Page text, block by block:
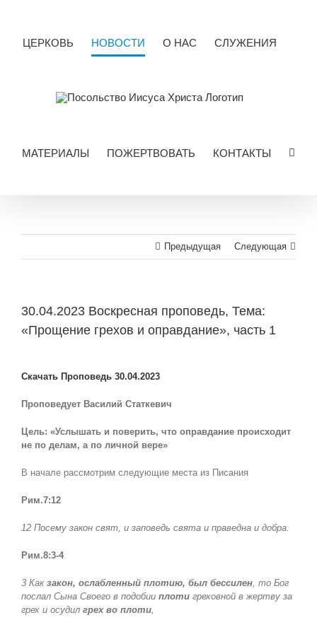
ЦЕРКОВЬ НОВОСТИ О НАС СЛУЖЕНИЯ
МАТЕРИАЛЫ ПОЖЕРТВОВАТЬ КОНТАКТЫ
Предыдущая Следующая
30.04.2023 Воскресная проповедь, Тема:
«Прощение грехов и оправдание», часть 1
Image
Скачать Проповедь 30.04.2023
Проповедует Василий Статкевич
Цель: «Услышать и поверить, что оправдание происходит
не по делам, а по личной вере»
В начале рассмотрим следующие места из Писания
Рим.7:12
12 Посему закон свят, и заповедь свята и праведна и добра.
Рим.8:3-4
3 Какзакон, ослабленный плотию, был бессилен, то Бог
послал Сына Своего в подобии плотигреховной в жертву за
грех и осудилгрех во плоти,